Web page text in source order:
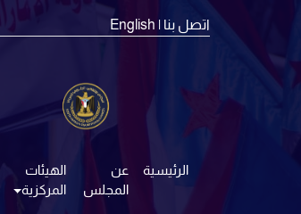
اتصل بنا | English
الرئيسية
عن
المجلس
الهيئات
المركزية